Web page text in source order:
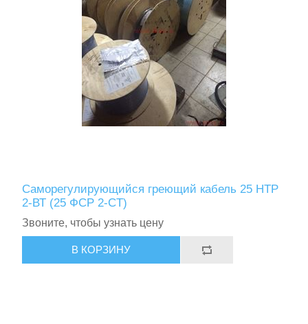
Саморегулирующийся греющий кабель 25 НТР
2-ВТ (25 ФСР 2-СT)
Звоните, чтобы узнать цену